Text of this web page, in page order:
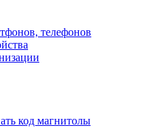
телефонов
код магнитолы